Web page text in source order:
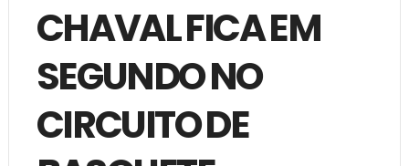
CHAVAL FICA EM
SEGUNDO NO
CIRCUITO DE